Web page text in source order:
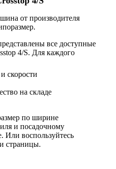
от производителя
все доступные
4/S. Для каждого
скорости
на складе
по ширине
и посадочному
Или воспользуйтесь
страницы.